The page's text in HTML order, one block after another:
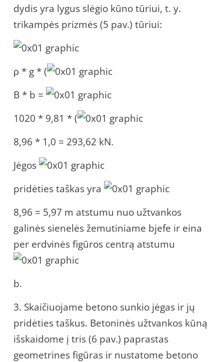
dydis yra lygus slėgio kūno tūriui, t. y.
trikampės prizmės (5 pav.) tūriui:
ρ * g * (
B * b =
1020 * 9,81 * (
8,96 * 1,0 = 293,62 kN.
Jėgos
pridėties taškas yra
8,96 = 5,97 m atstumu nuo užtvankos
galinės sienelės žemutiniame bjefe ir eina
per erdvinės figūros centrą atstumu
b.
3. Skaičiuojame betono sunkio jėgas ir jų
pridėties taškus. Betoninės užtvankos kūną
išskaidome į tris (6 pav.) paprastas
geometrines figūras ir nustatome betono